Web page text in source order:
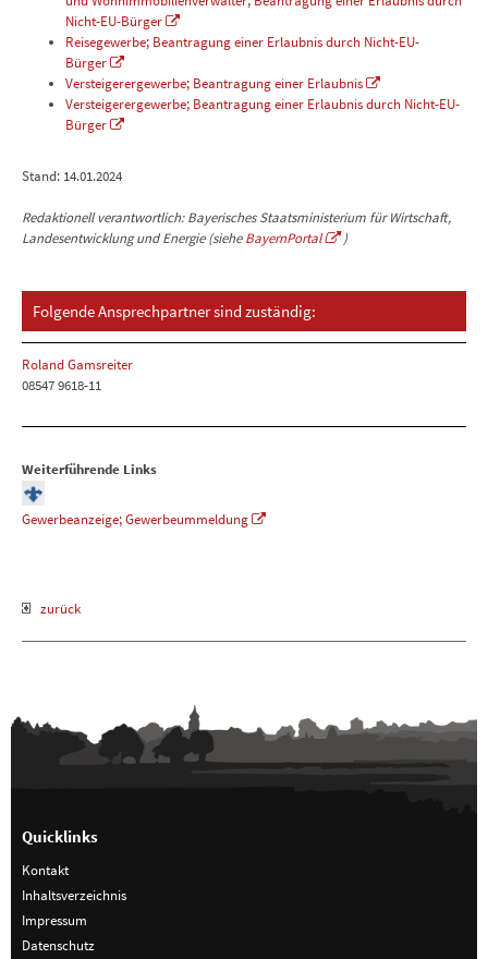
Nicht-EU-Bürger
Reisegewerbe; Beantragung einer Erlaubnis durch Nicht-EU-
Bürger
Versteigerergewerbe; Beantragung einer Erlaubnis
Versteigerergewerbe; Beantragung einer Erlaubnis durch Nicht-EU-
Bürger
Stand: 14.01.2024
Redaktionell verantwortlich: Bayerisches Staatsministerium für Wirtschaft,
Landesentwicklung und Energie (sieheBayernPortal )
Folgende Ansprechpartner sind zuständig:
Roland Gamsreiter
08547 9618-11
Weiterführende Links
Gewerbeanzeige; Gewerbeummeldung
zurück
Quicklinks
Kontakt
Inhaltsverzeichnis
Impressum
Datenschutz